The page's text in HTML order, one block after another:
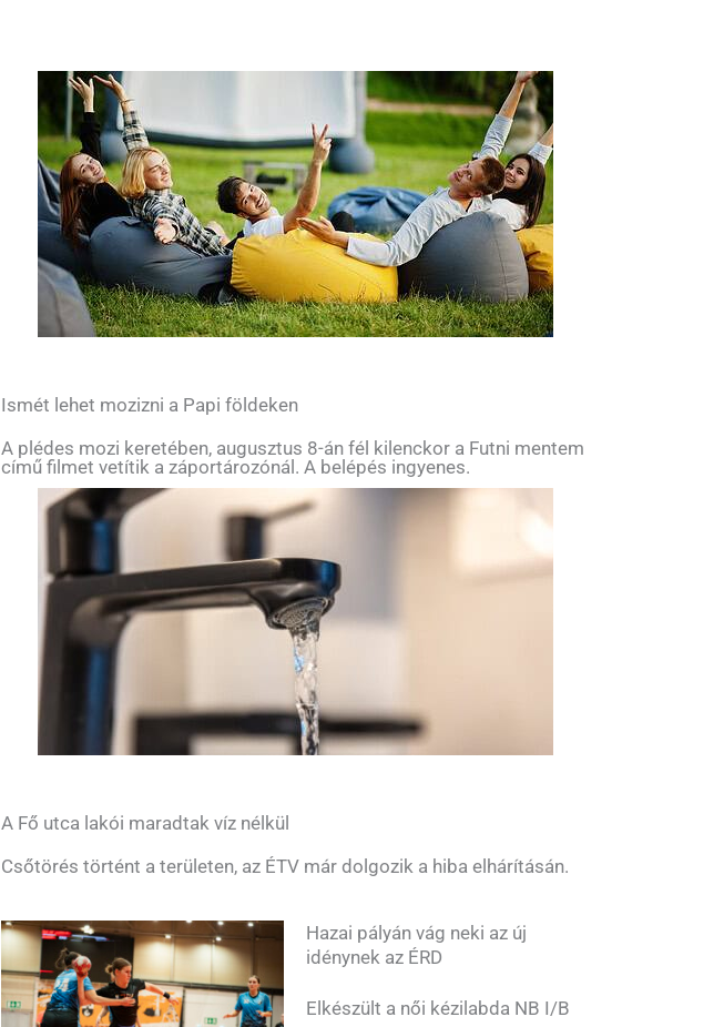
Ismét lehet mozizni a Papi földeken
A plédes mozi keretében, augusztus 8-án fél kilenckor a Futni mentem
című filmet vetítik a záportározónál. A belépés ingyenes.
A Fő utca lakói maradtak víz nélkül
Csőtörés történt a területen, az ÉTV már dolgozik a hiba elhárításán.
Hazai pályán vág neki az új
idénynek az ÉRD
Elkészült a női kézilabda NB I/B